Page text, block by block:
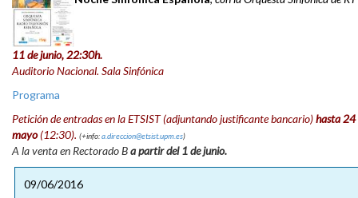
11 de junio, 22:30h.
Auditorio Nacional. Sala Sinfónica
Programa
Petición de entradas en la ETSIST (adjuntando justificante bancario)hasta 24
mayo(12:30). (+info:a.direccion@etsist.upm.es)
A la venta en Rectorado Ba partir del 1 de junio.
09/06/2016